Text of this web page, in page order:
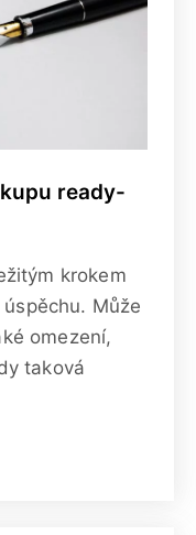
ready-
krokem
Může
omezení,
taková